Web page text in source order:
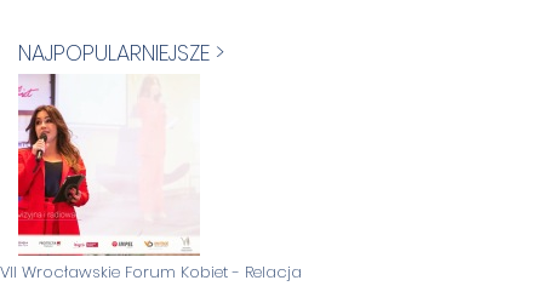
NAJPOPULARNIEJSZE >
VII Wrocławskie Forum Kobiet - Relacja